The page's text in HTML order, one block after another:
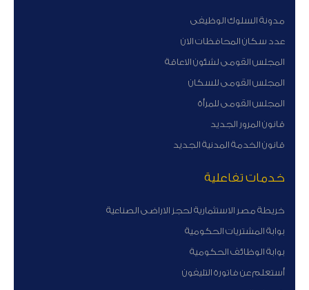
مدونة السلوك الوظيفى
عدد سكان المحافظات الان
المجلس القومى لشئون الاعاقة
المجلس القومى للسكان
المجلس القومى للمرأة
قانون المرور الجديد
قانون الخدمة المدنية الجديد
خدمات تفاعلية
خريطة مصر الاستثمارية لحجز الاراضى الصناعية
بوابة المشتريات الحكومية
بوابة الوظائف الحكومية
أستعلم عن فاتورة التليفون